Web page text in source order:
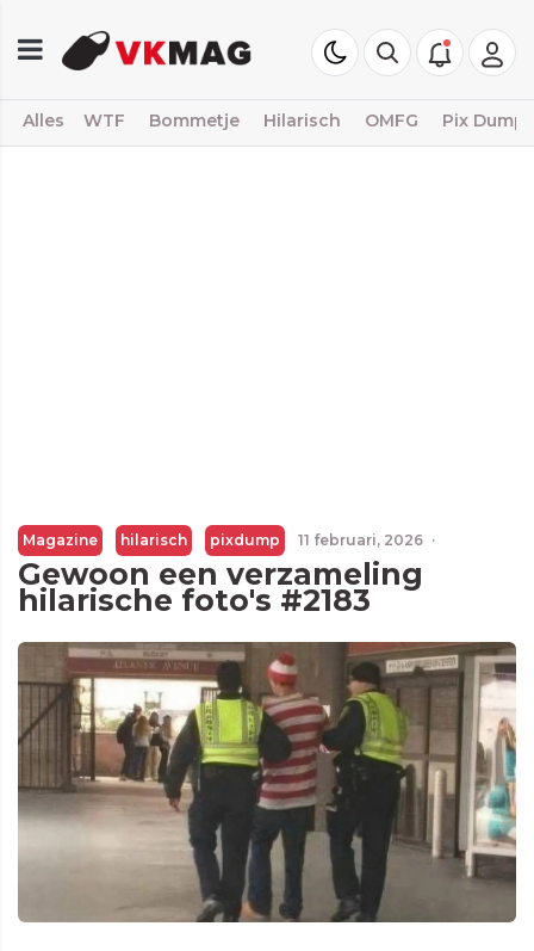
Alles WTF Bommetje Hilarisch OMFG Pix Dump
Magazine hilarisch pixdump 11 februari, 2026 ·
Gewoon een verzameling
hilarische foto's #2183